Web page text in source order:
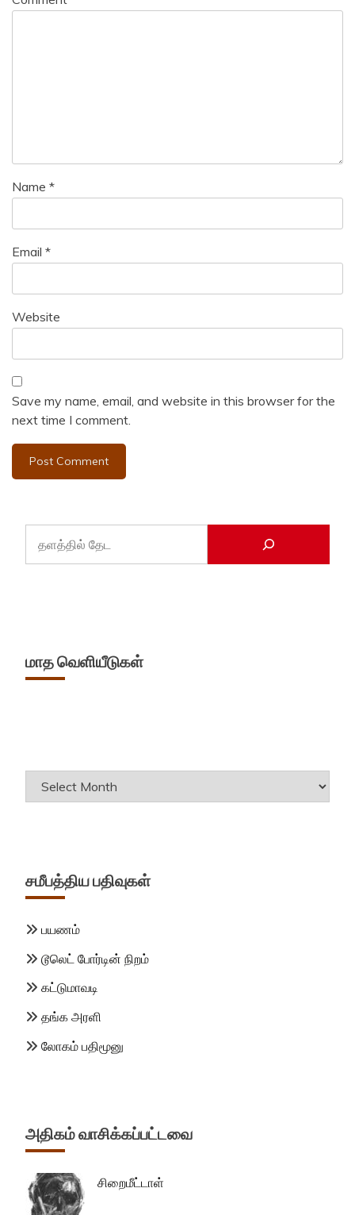
Name *
Email *
Website
Save my name, email, and website in this browser for the
next time I comment.
மாத வெளியீடுகள்
Archives
சமீபத்திய பதிவுகள்
பயணம்
டூலெட் போர்டின் நிறம்
கட்டுமாவடி
தங்க அரளி
லோகம் பதிமூனு
அதிகம் வாசிக்கப்பட்டவை
சிறைமீட்டாள்